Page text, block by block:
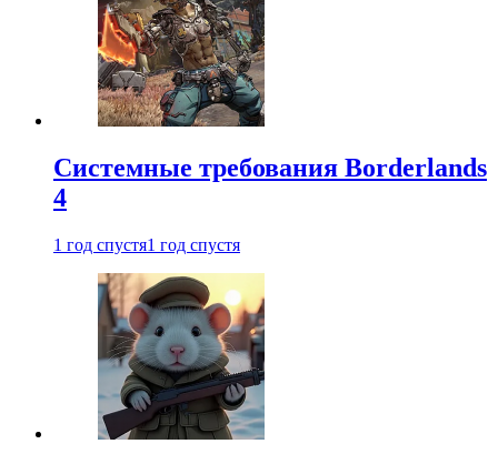
Системные требования Borderlands
4
1 год спустя1 год спустя